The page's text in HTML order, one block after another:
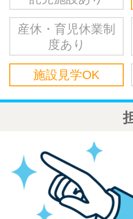
産休・育児休業制
度あり
施設見学OK